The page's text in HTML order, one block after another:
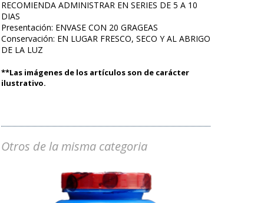
RECOMIENDA ADMINISTRAR EN SERIES DE 5 A 10
DIAS
Presentación: ENVASE CON 20 GRAGEAS
Conservación: EN LUGAR FRESCO, SECO Y AL ABRIGO
DE LA LUZ
**Las imágenes de los artículos son de carácter
ilustrativo.
Otros de la misma categoria